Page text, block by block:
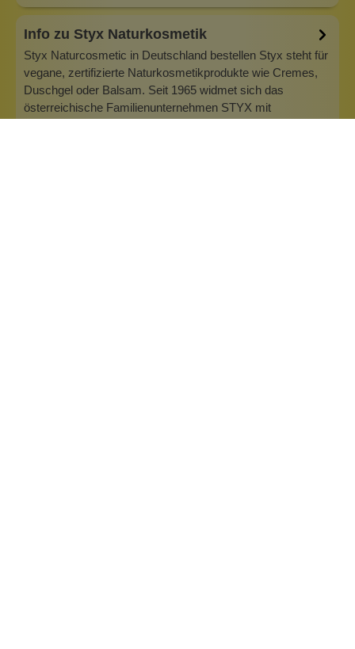
Info zu Styx Naturkosmetik
Styx Naturcosmetic in Deutschland bestellen Styx steht für
vegane, zertifizierte Naturkosmetikprodukte wie Cremes,
Duschgel oder Balsam. Seit 1965 widmet sich das
österreichische Familienunternehmen STYX mit